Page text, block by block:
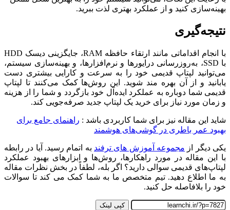
بهینه‌سازی کنید و از عملکرد بهتری لذت ببرید.
نتیجه‌گیری
با انجام اقداماتی مانند ارتقاء حافظه RAM، جایگزینی دیسک HDD
با SSD، به‌روزرسانی درایورها و نرم‌افزارها، و بهینه‌سازی سیستم،
می‌توانید لپتاپ قدیمی خود را به سرعت و کارایی بیشتری دست
یابانید و از آن بهره مند شوید. این روش‌ها کمک می‌کنند تا لپتاپ
قدیمی شما دوباره به عملکرد ایده‌آل خود بازگردد و شما را از هزینه
و زمان مورد نیاز برای خرید یک لپتاپ جدید صرفه‌جویی کند.
شاید این مقاله نیز برای شما کاربردی باشد : راهنمای جامع برای
بهبود عمر باطری در گوشی‌های هوشمند
یکی دیگر از مجموعه آموزش های ترفند به اتمام رسید. آیا در رابطه
با این مقاله در مورد راهکارها، روش‌ها و ابزارهای بهبود عملکرد
لپتاپ‌های قدیمی سوالی دارید؟ اگر بله، لطفاً در بخش نظرات مقاله
به ما اطلاع دهید. تیم متخصص ما به شما کمک می کند تا سوالات
خود را بلافاصله حل کنید.
کپی لینک